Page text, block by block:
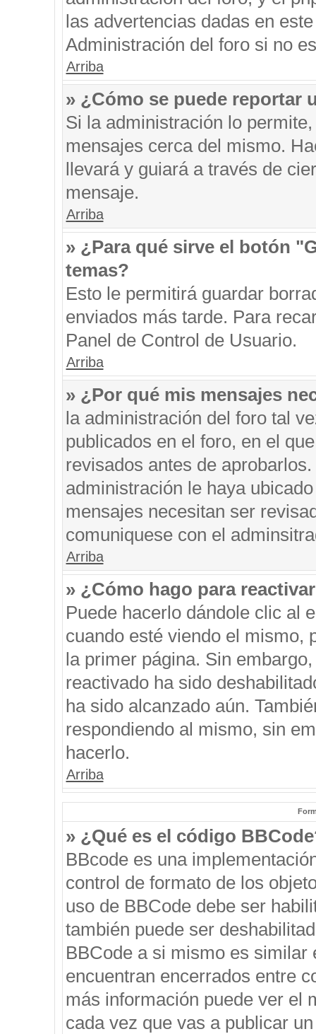
las advertencias dadas en
Administración del foro si no
Arriba
» ¿Cómo se puede reportar
Si la administración lo
mensajes cerca del mismo.
llevará y guiará a través de
mensaje.
Arriba
» ¿Para qué sirve el botón
temas?
Esto le permitirá guardar
enviados más tarde. Para
Panel de Control de Usuario.
Arriba
» ¿Por qué mis mensajes
la administración del foro tal
publicados en el foro, en el
revisados antes de
administración le haya
mensajes necesitan ser
comuniquese con el
Arriba
» ¿Cómo hago para
Puede hacerlo dándole clic al
cuando esté viendo el mismo,
la primer página. Sin
reactivado ha sido
ha sido alcanzado aún.
respondiendo al mismo, sin
hacerlo.
Arriba
» ¿Qué es el código
BBcode es una
control de formato de los
uso de BBCode debe ser
también puede ser
BBCode a si mismo es
encuentran encerrados entre
más información puede ver el
cada vez que vas a publicar